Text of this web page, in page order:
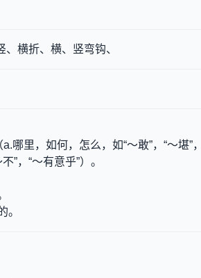
、横折、横、竖弯钩、
哪里，如何，怎么，如“～敢”，“～堪”
”，“～有意乎”）。
。